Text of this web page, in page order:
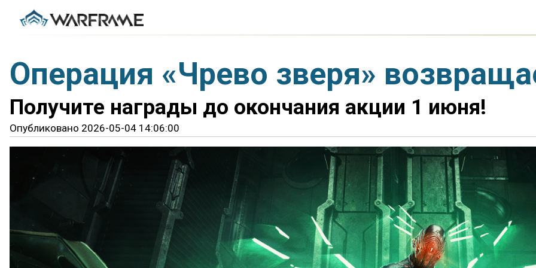
Операция «Чрево зверя»
Получите награды до окончания акции 1 июня!
Опубликовано 2026-05-04 14:06:00